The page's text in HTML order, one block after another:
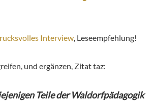
Interview , Leseempfehlung!
und ergänzen, Zitat taz:
Teile der Waldorfpädagogik